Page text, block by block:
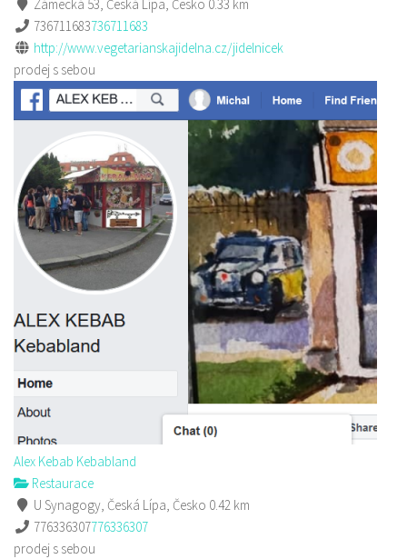
Zámecká 53, Česká Lípa, Česko 0.33 km
736711683736711683
http://www.vegetarianskajidelna.cz/jidelnicek
prodej s sebou
Alex Kebab Kebabland
Restaurace
U Synagogy, Česká Lípa, Česko 0.42 km
776336307776336307
prodej s sebou